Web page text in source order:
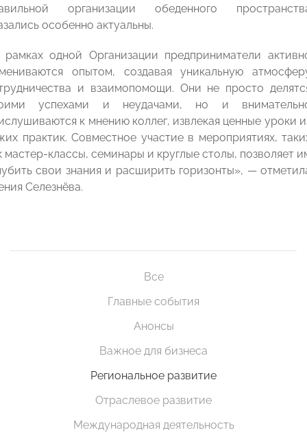
организации обеденного
особенно актуальны.
одной Организации предприниматели
опытом, создавая уникальную
и взаимопомощи. Они не просто
успехами и неудачами, но и
к мнению коллег, извлекая ценные уроки
практик. Совместное участие в мероприятиях,
мастер-классы, семинары и круглые столы, позволяет
свои знания и расширить горизонты», —
Селезнёва.
Все
Главные события
Анонсы
Важное для бизнеса
Региональное развитие
Отраслевое развитие
Международная деятельность